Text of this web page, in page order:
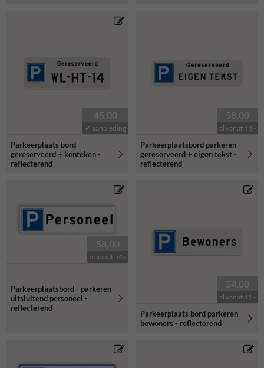
45,00
✔ aanbieding
Parkeerplaats bord
gereserveerd + kenteken -
reflecterend
58,00
al vanaf 44,-
Parkeerplaatsbord parkeren
gereserveerd + eigen tekst -
reflecterend
58,00
al vanaf 54,-
Parkeerplaatsbord - parkeren
uitsluitend personeel -
reflecterend
54,00
al vanaf 41,-
Parkeerplaats bord parkeren
bewoners - reflecterend